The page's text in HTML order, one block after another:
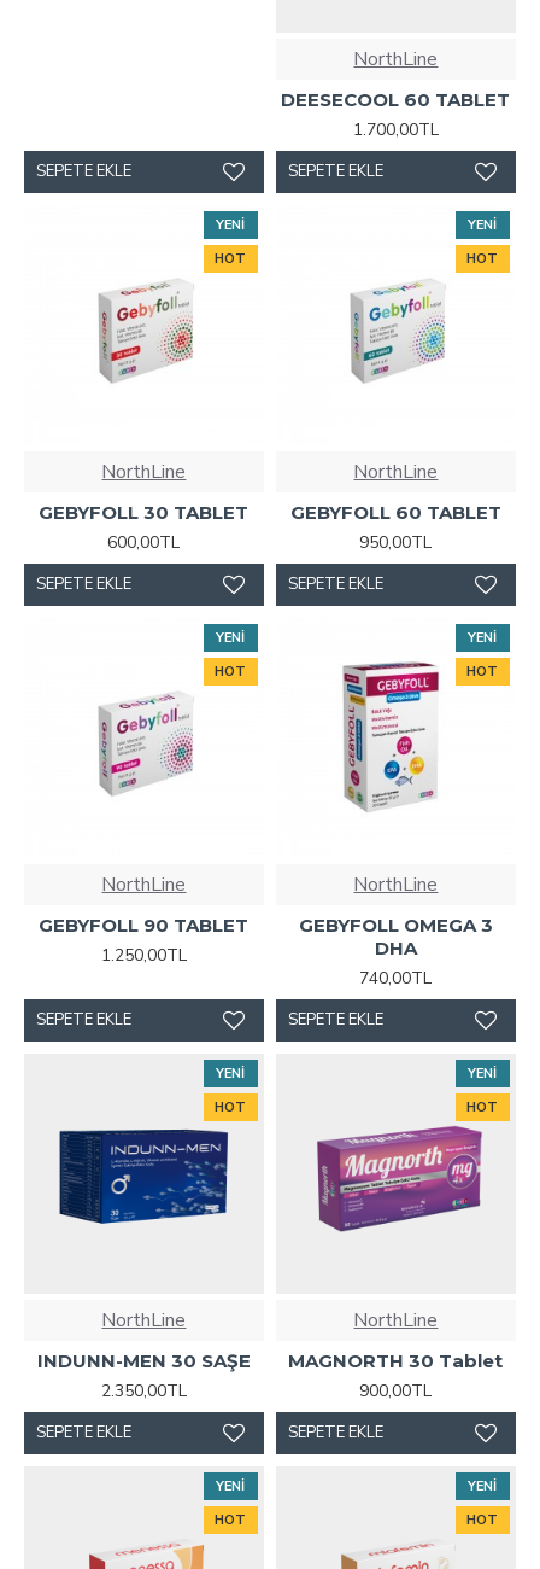
SEPETE EKLE
NorthLine
DEESECOOL 60 TABLET
1.700,00TL
SEPETE EKLE
YENI
HOT
NorthLine
GEBYFOLL 30 TABLET
600,00TL
SEPETE EKLE
YENI
HOT
NorthLine
GEBYFOLL 60 TABLET
950,00TL
SEPETE EKLE
YENI
HOT
NorthLine
GEBYFOLL 90 TABLET
1.250,00TL
SEPETE EKLE
YENI
HOT
NorthLine
GEBYFOLL OMEGA 3
DHA
740,00TL
SEPETE EKLE
YENI
HOT
NorthLine
INDUNN-MEN 30 SAŞE
2.350,00TL
SEPETE EKLE
YENI
HOT
NorthLine
MAGNORTH 30 Tablet
900,00TL
SEPETE EKLE
YENI
HOT
YENI
HOT